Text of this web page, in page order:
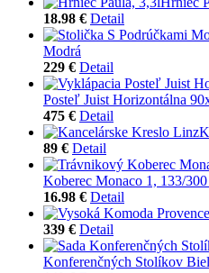
18.98 € Detail
Modrá
229 € Detail
Posteľ Juist Horizontálna
475 € Detail
89 € Detail
Koberec Monaco 1, 133/
16.98 € Detail
339 € Detail
Konferenčných Stolíkov